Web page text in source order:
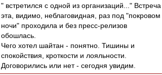
" встретился с одной из организаций..." Встреча
эта, видимо, неблаговидная, раз под "покровом
ночи" проходила и без пресс-релизов
обошлась.
Чего хотел шайтан - понятно. Тишины и
спокойствия, кроткости и лояльности.
Договорились или нет - сегодня увидим.